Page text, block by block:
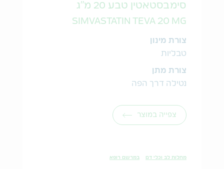
סימבסטאטין טבע 20 מ"ג
SIMVASTATIN TEVA 20 MG
צורת מינון
טבליות
צורת מתן
נטילה דרך הפה
צפייה במוצר
מחלות לב וכלי דם במרשם רופא